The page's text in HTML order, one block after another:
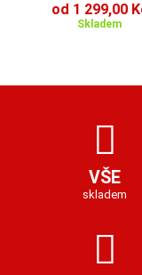
od 1 299,00
Skladem
VŠE
skladem